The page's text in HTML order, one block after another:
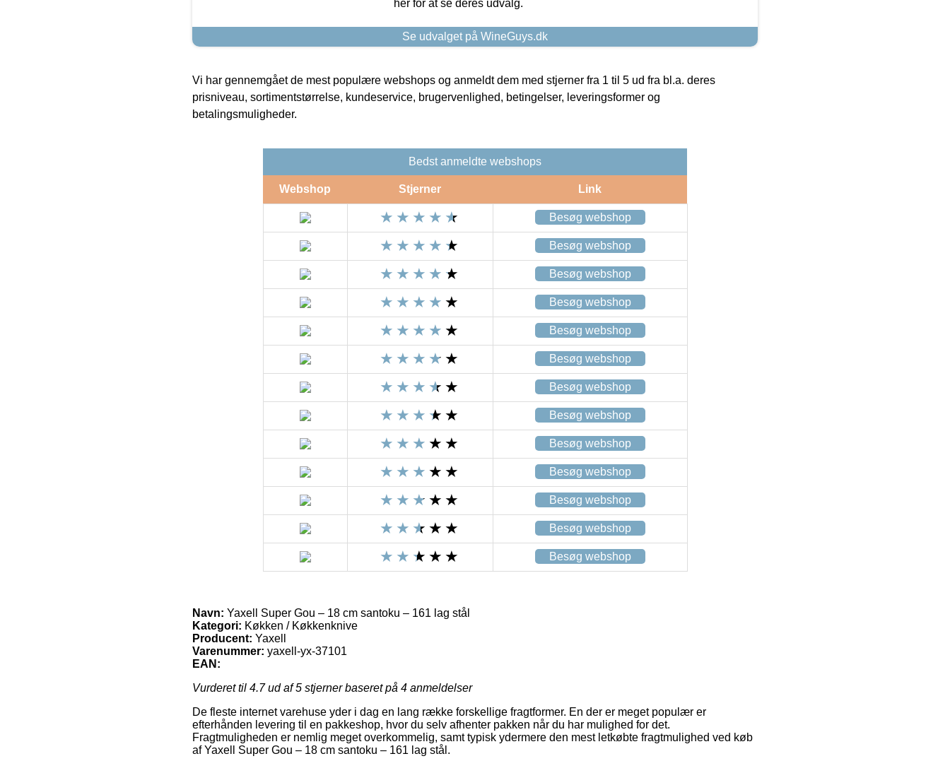
her for at se deres udvalg.
Se udvalget på WineGuys.dk
Vi har gennemgået de mest populære webshops og anmeldt dem med stjerner fra 1 til 5 ud fra bl.a. deres
prisniveau, sortimentstørrelse, kundeservice, brugervenlighed, betingelser, leveringsformer og
betalingsmuligheder.
Bedst anmeldte webshops
Webshop Stjerner Link
Besøg webshop
Besøg webshop
Besøg webshop
Besøg webshop
Besøg webshop
Besøg webshop
Besøg webshop
Besøg webshop
Besøg webshop
Besøg webshop
Besøg webshop
Besøg webshop
Besøg webshop
Navn: Yaxell Super Gou – 18 cm santoku – 161 lag stål
Kategori: Køkken / Køkkenknive
Producent: Yaxell
Varenummer: yaxell-yx-37101
EAN:
Vurderet til 4.7ud af 5 stjerner baseret på 4 anmeldelser
De fleste internet varehuse yder i dag en lang række forskellige fragtformer. En der er meget populær er
efterhånden levering til en pakkeshop, hvor du selv afhenter pakken når du har mulighed for det.
Fragtmuligheden er nemlig meget overkommelig, samt typisk ydermere den mest letkøbte fragtmulighed ved køb
af Yaxell Super Gou – 18 cm santoku – 161 lag stål.